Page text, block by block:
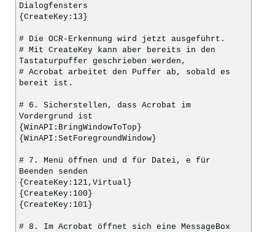
Dialogfensters
{CreateKey:13}
# Die OCR-Erkennung wird jetzt ausgeführt.
# Mit CreateKey kann aber bereits in den
Tastaturpuffer geschrieben werden,
# Acrobat arbeitet den Puffer ab, sobald es
bereit ist.
# 6. Sicherstellen, dass Acrobat im
Vordergrund ist
{WinAPI:BringWindowToTop}
{WinAPI:SetForegroundWindow}
# 7. Menü öffnen und d für Datei, e für
Beenden senden
{CreateKey:121,Virtual}
{CreateKey:100}
{CreateKey:101}
# 8. Im Acrobat öffnet sich eine MessageBox